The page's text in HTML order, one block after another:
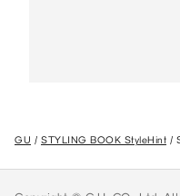
GU STYLING BOOK StyleHint